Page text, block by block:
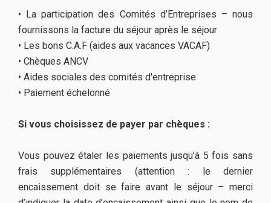
• La participation des Comités d’Entreprises – nous
fournissons la facture du séjour après le séjour
• Les bons C.A.F (aides aux vacances VACAF)
• Chèques ANCV
• Aides sociales des comités d'entreprise
• Paiement échelonné
Si vous choisissez de payer par chèques :
Vous pouvez étaler les paiements jusqu’à 5 fois sans
frais supplémentaires (attention : le dernier
encaissement doit se faire avant le séjour – merci